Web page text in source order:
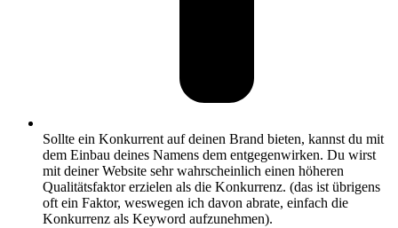
Sollte ein Konkurrent auf deinen Brand bieten, kannst du mit
dem Einbau deines Namens dem entgegenwirken. Du wirst
mit deiner Website sehr wahrscheinlich einen höheren
Qualitätsfaktor erzielen als die Konkurrenz. (das ist übrigens
oft ein Faktor, weswegen ich davon abrate, einfach die
Konkurrenz als Keyword aufzunehmen).